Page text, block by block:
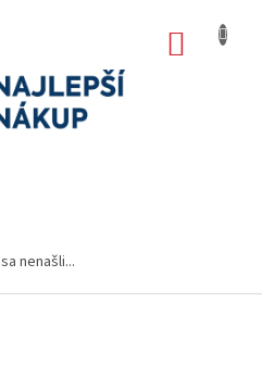
sa nenašli...